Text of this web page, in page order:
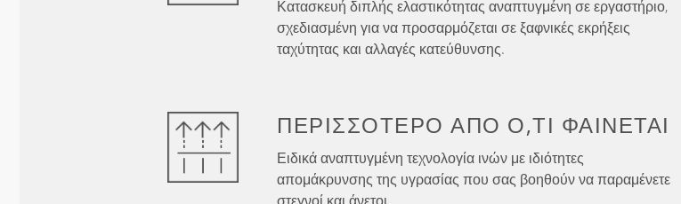
Κατασκευή διπλής ελαστικότητας αναπτυγμένη σε εργαστήριο,
σχεδιασμένη για να προσαρμόζεται σε ξαφνικές εκρήξεις
ταχύτητας και αλλαγές κατεύθυνσης.
ΠΕΡΙΣΣΌΤΕΡΟ ΑΠΌ Ό,ΤΙ ΦΑΊΝΕΤΑΙ
Ειδικά αναπτυγμένη τεχνολογία ινών με ιδιότητες
απομάκρυνσης της υγρασίας που σας βοηθούν να παραμένετε